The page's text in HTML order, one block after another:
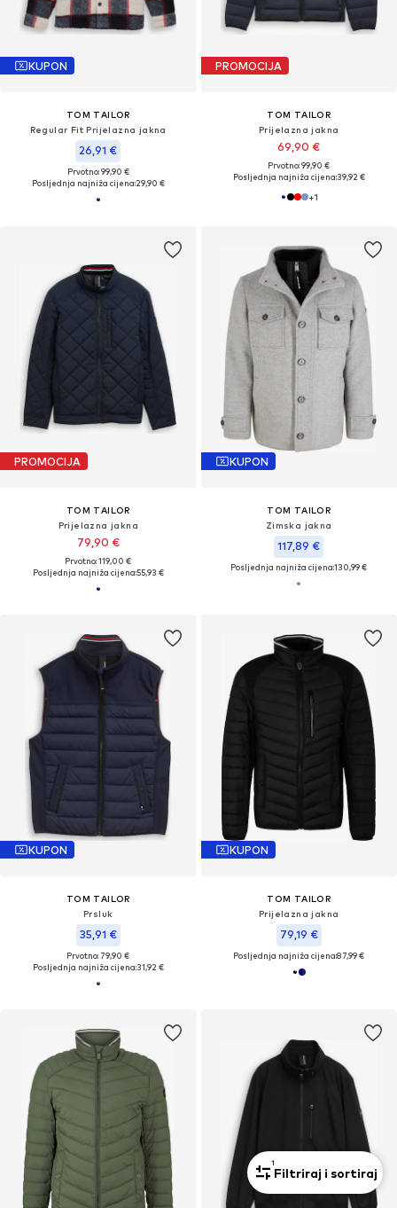
KUPON
TOM TAILOR
Regular Fit Prijelazna jakna
26,91 €
Prvotno: 99,90 €
Posljednja najniža cijena:29,90 €
PROMOCIJA
TOM TAILOR
Prijelazna jakna
69,90 €
Prvotno: 99,90 €
Posljednja najniža cijena:39,92 €
+1
PROMOCIJA
TOM TAILOR
Prijelazna jakna
79,90 €
Prvotno: 119,00 €
Posljednja najniža cijena:55,93 €
KUPON
TOM TAILOR
Zimska jakna
117,89 €
Posljednja najniža cijena:130,99 €
KUPON
TOM TAILOR
Prsluk
35,91 €
Prvotno: 79,90 €
Posljednja najniža cijena:31,92 €
KUPON
TOM TAILOR
Prijelazna jakna
79,19 €
Posljednja najniža cijena:87,99 €
1
Filtriraj i sortiraj